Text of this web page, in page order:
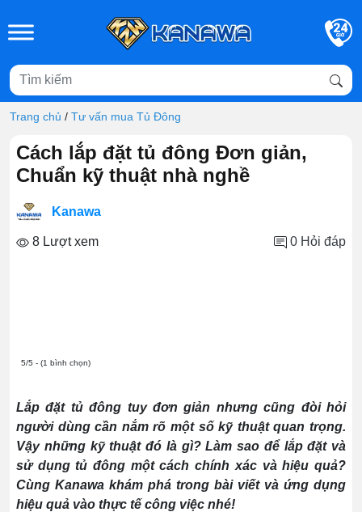
Trang chủ / Tư vấn mua Tủ Đông
Cách lắp đặt tủ đông Đơn giản,
Chuẩn kỹ thuật nhà nghề
Kanawa
8 Lượt xem 0 Hỏi đáp
5/5 - (1 bình chọn)
Lắp đặt tủ đông tuy đơn giản nhưng cũng đòi hỏi
người dùng cần nắm rõ một số kỹ thuật quan trọng.
Vậy những kỹ thuật đó là gì? Làm sao để lắp đặt và
sử dụng tủ đông một cách chính xác và hiệu quả?
Cùng Kanawa khám phá trong bài viết và ứng dụng
hiệu quả vào thực tế công việc nhé!